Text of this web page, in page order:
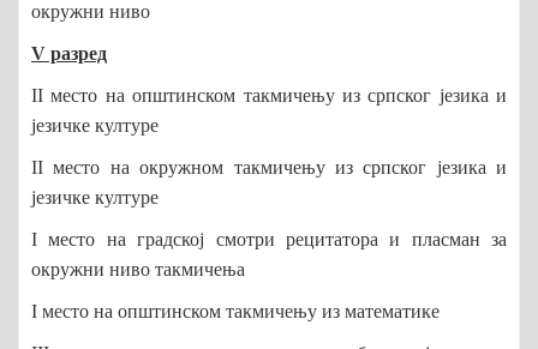
окружни ниво
V разред
II место на општинском такмичењу из српског језика и
језичке културе
II место на окружном такмичењу из српског језика и
језичке културе
I место на градској смотри рецитатора и пласман за
окружни ниво такмичења
I место на општинском такмичењу из математике